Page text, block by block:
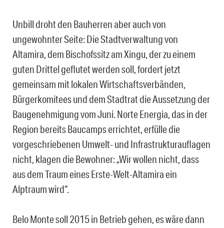
Unbill droht den Bauherren aber auch von
ungewohnter Seite: Die Stadtverwaltung von
Altamira, dem Bischofssitz am Xingu, der zu einem
guten Drittel geflutet werden soll, fordert jetzt
gemeinsam mit lokalen Wirtschaftsverbänden,
Bürgerkomitees und dem Stadtrat die Aussetzung der
Baugenehmigung vom Juni. Norte Energia, das in der
Region bereits Baucamps errichtet, erfülle die
vorgeschriebenen Umwelt- und Infrastrukturauflagen
nicht, klagen die Bewohner: „Wir wollen nicht, dass
aus dem Traum eines Erste-Welt-Altamira ein
Alptraum wird“.
Belo Monte soll 2015 in Betrieb gehen, es wäre dann